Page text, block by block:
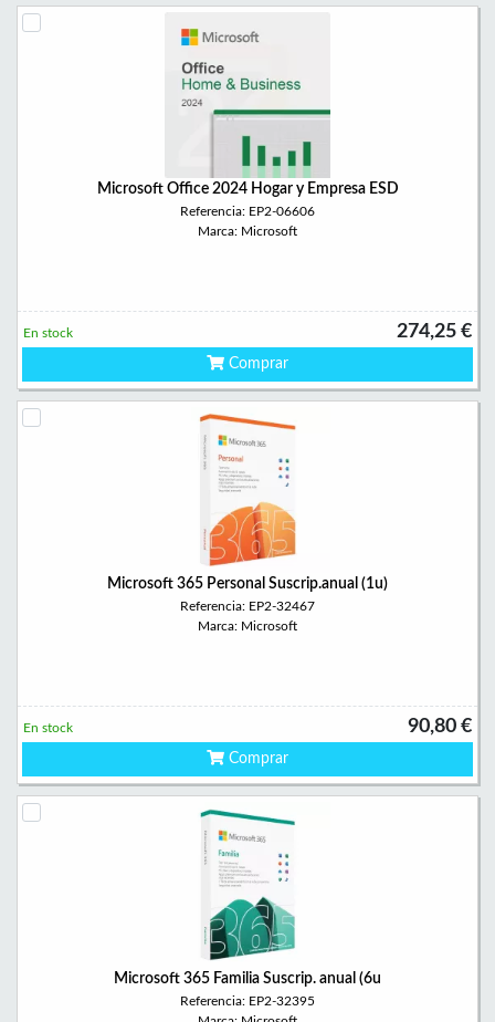
Microsoft Office 2024 Hogar y Empresa ESD
Referencia: EP2-06606
Marca: Microsoft
274,25 €
En stock
Comprar
Microsoft 365 Personal Suscrip.anual (1u)
Referencia: EP2-32467
Marca: Microsoft
90,80 €
En stock
Comprar
Microsoft 365 Familia Suscrip. anual (6u
Referencia: EP2-32395